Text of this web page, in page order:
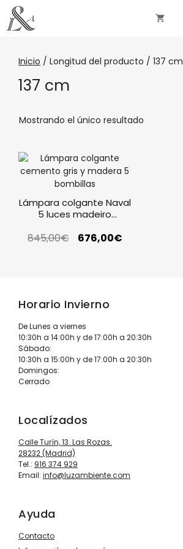
Inicio / Longitud del producto / 137 cm
137 cm
Mostrando el único resultado
Lámpara colgante Naval
5 luces madeiro
845,00€ 676,00€
Horario Invierno
De Lunes a viernes
10:30h a 14:00h y de 17:00h a 20:30h
Sábado:
10:30h a 15:00h y de 17:00h a 20:30h
Domingos:
Cerrado
Localízados
Calle Turín, 13. Las Rozas.
28232 (Madrid)
Tel.: 916 374 929
Email: info@luzambiente.com
Ayuda
Contacto